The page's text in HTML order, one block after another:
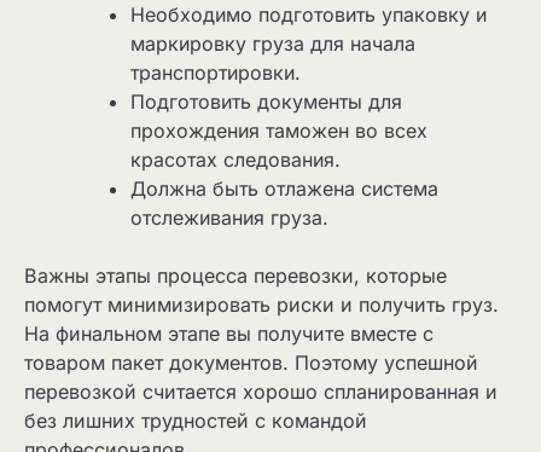
Необходимо подготовить упаковку и
маркировку груза для начала
транспортировки.
Подготовить документы для
прохождения таможен во всех
красотах следования.
Должна быть отлажена система
отслеживания груза.
Важны этапы процесса перевозки, которые
помогут минимизировать риски и получить груз.
На финальном этапе вы получите вместе с
товаром пакет документов. Поэтому успешной
перевозкой считается хорошо спланированная и
без лишних трудностей с командой